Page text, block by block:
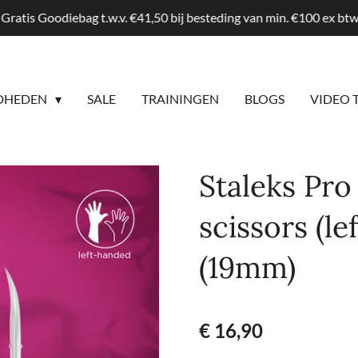
Goodiebag t.w.v. €41,50 bij besteding van min. €100 ex
SALE TRAININGEN BLOGS VIDEO
Staleks Pro
scissors
(19mm)
€ 16,90